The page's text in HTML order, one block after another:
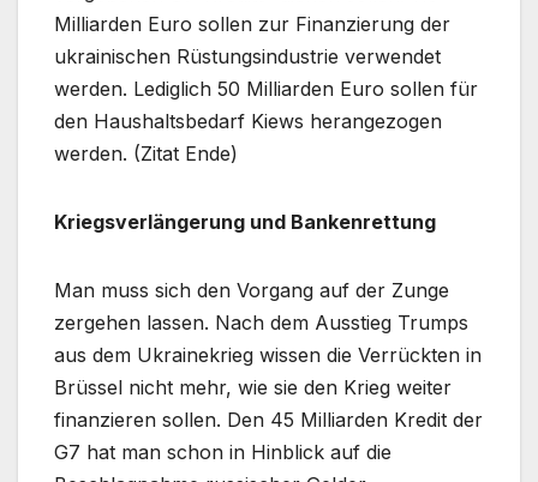
Milliarden Euro sollen zur Finanzierung der
ukrainischen Rüstungsindustrie verwendet
werden. Lediglich 50 Milliarden Euro sollen für
den Haushaltsbedarf Kiews herangezogen
werden. (Zitat Ende)
Kriegsverlängerung und Bankenrettung
Man muss sich den Vorgang auf der Zunge
zergehen lassen. Nach dem Ausstieg Trumps
aus dem Ukrainekrieg wissen die Verrückten in
Brüssel nicht mehr, wie sie den Krieg weiter
finanzieren sollen. Den 45 Milliarden Kredit der
G7 hat man schon in Hinblick auf die